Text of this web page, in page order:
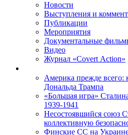
Новости
Выступления и
Публикации
Мероприятия
Документальные
Видео
Журнал «Covert Action»
Америка прежде всего:
Дональда Трампа
«Большая игра»
1939-1941
Несостоявшийся союз
коллективную
Финские СС на